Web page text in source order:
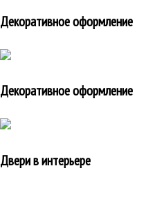
Декоративное оформление
Декоративное оформление
Двери в интерьере